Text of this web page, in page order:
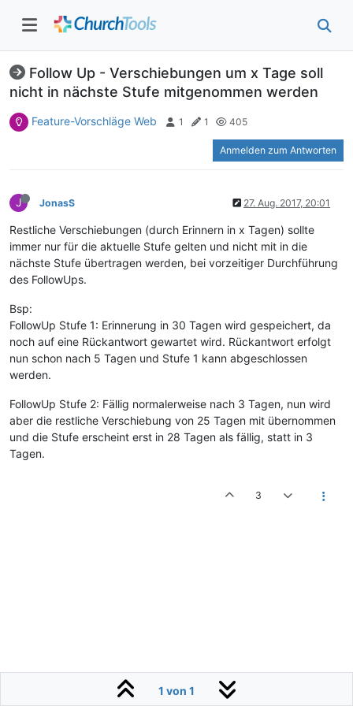
Follow Up - Verschiebungen um x Tage soll
nicht in nächste Stufe mitgenommen werden
Feature-Vorschläge Web 1 1 405
Anmelden zum Antworten
J JonasS 27. Aug. 2017, 20:01
Restliche Verschiebungen (durch Erinnern in x Tagen) sollte
immer nur für die aktuelle Stufe gelten und nicht mit in die
nächste Stufe übertragen werden, bei vorzeitiger Durchführung
des FollowUps.
Bsp:
FollowUp Stufe 1: Erinnerung in 30 Tagen wird gespeichert, da
noch auf eine Rückantwort gewartet wird. Rückantwort erfolgt
nun schon nach 5 Tagen und Stufe 1 kann abgeschlossen
werden.
FollowUp Stufe 2: Fällig normalerweise nach 3 Tagen, nun wird
aber die restliche Verschiebung von 25 Tagen mit übernommen
und die Stufe erscheint erst in 28 Tagen als fällig, statt in 3
Tagen.
3
1 von 1